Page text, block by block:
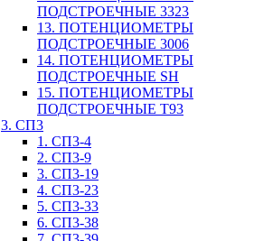
ПОДСТРОЕЧНЫЕ 3323
13. ПОТЕНЦИОМЕТРЫ
ПОДСТРОЕЧНЫЕ 3006
14. ПОТЕНЦИОМЕТРЫ
ПОДСТРОЕЧНЫЕ SH
15. ПОТЕНЦИОМЕТРЫ
ПОДСТРОЕЧНЫЕ Т93
3. СП3
1. СП3-4
2. СП3-9
3. СП3-19
4. СП3-23
5. СП3-33
6. СП3-38